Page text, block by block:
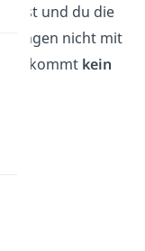
ist und du die
nicht mit
kommt kein